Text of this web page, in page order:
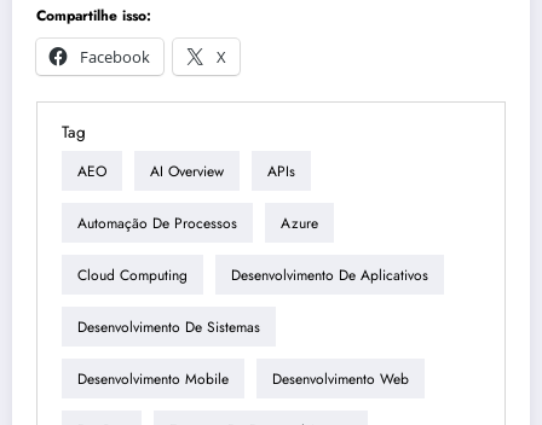
Compartilhe isso:
Facebook
X
Tag
AEO AI Overview APIs
Automação De Processos Azure
Cloud Computing Desenvolvimento De Aplicativos
Desenvolvimento De Sistemas
Desenvolvimento Mobile Desenvolvimento Web